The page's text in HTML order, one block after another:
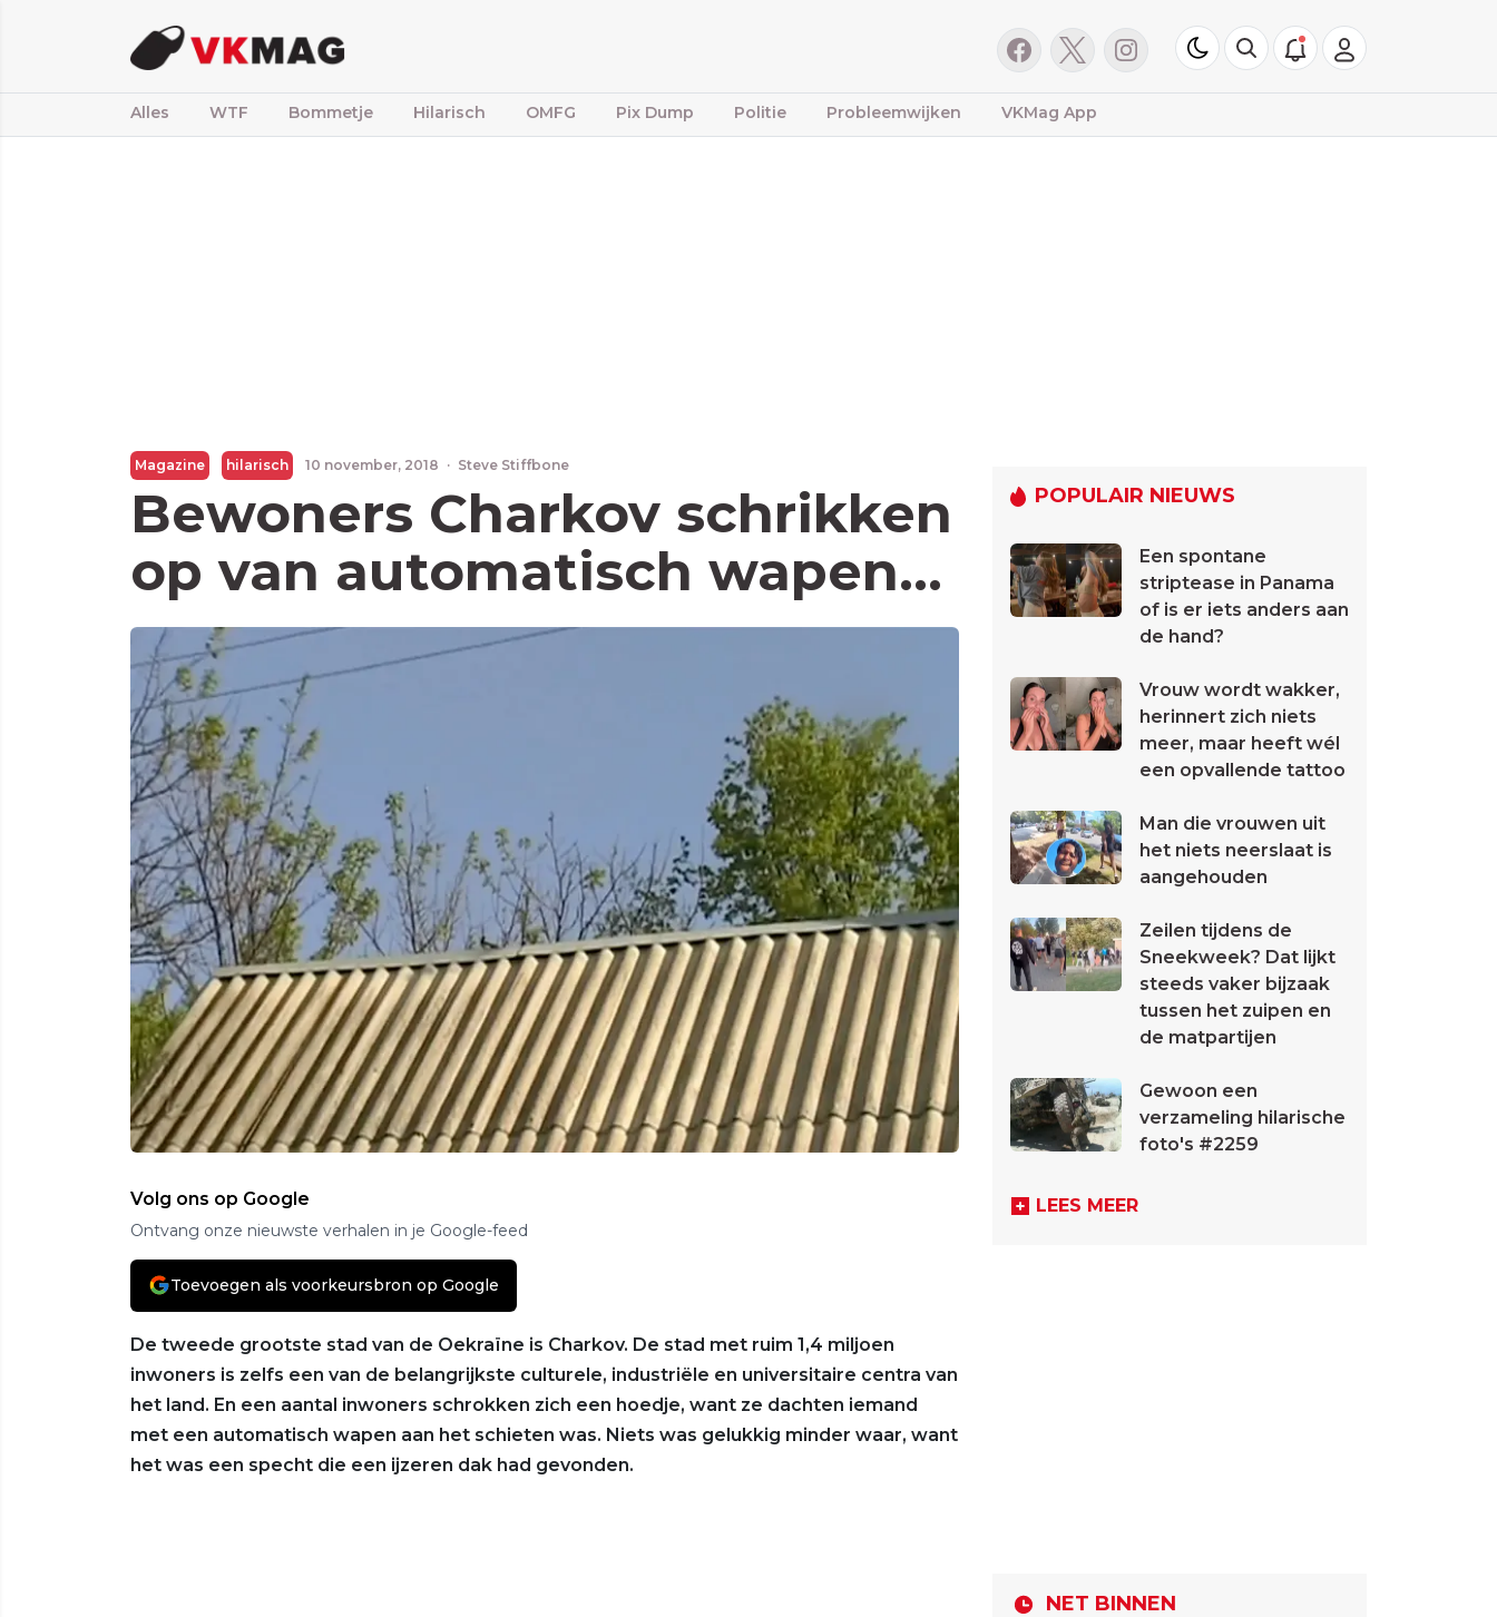
Alles WTF Bommetje Hilarisch OMFG Pix Dump Politie Probleemwijken VKMag App
Magazine hilarisch 10 november, 2018 · Steve Stiffbone
Bewoners Charkov schrikken
op van automatisch wapen...
Volg ons op Google
Ontvang onze nieuwste verhalen in je Google-feed
Toevoegen als voorkeursbron op Google
De tweede grootste stad van de Oekraïne is Charkov. De stad met ruim 1,4 miljoen
inwoners is zelfs een van de belangrijkste culturele, industriële en universitaire centra van
het land. En een aantal inwoners schrokken zich een hoedje, want ze dachten iemand
met een automatisch wapen aan het schieten was. Niets was gelukkig minder waar, want
het was een specht die een ijzeren dak had gevonden.
POPULAIR NIEUWS
Een spontane
striptease in Panama
of is er iets anders aan
de hand?
Vrouw wordt wakker,
herinnert zich niets
meer, maar heeft wél
een opvallende tattoo
Man die vrouwen uit
het niets neerslaat is
aangehouden
Zeilen tijdens de
Sneekweek? Dat lijkt
steeds vaker bijzaak
tussen het zuipen en
de matpartijen
Gewoon een
verzameling hilarische
foto's #2259
LEES MEER
NET BINNEN